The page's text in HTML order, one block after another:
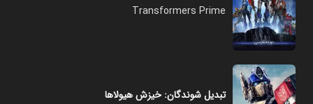
Transformers Prime
تبدیل شوندگان: خیزش هیولاها